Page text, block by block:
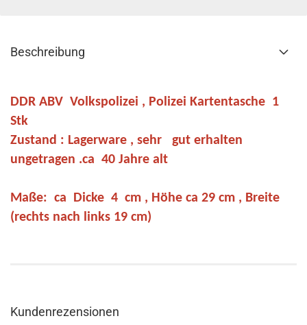
Beschreibung
DDR ABV Volkspolizei , Polizei Kartentasche 1
Stk
Zustand : Lagerware , sehr gut erhalten
ungetragen .ca 40 Jahre alt
Maße: ca Dicke 4 cm , Höhe ca 29 cm , Breite
(rechts nach links 19 cm)
Kundenrezensionen